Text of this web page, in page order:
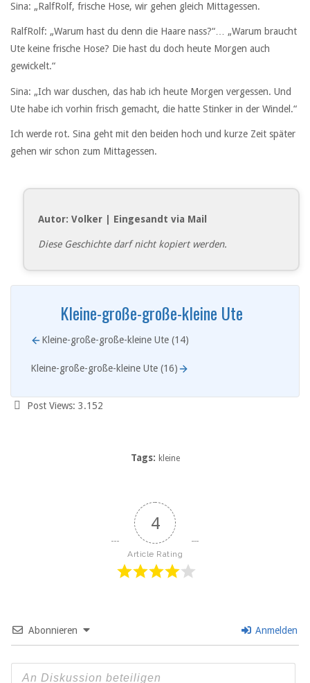
Sina: „RalfRolf, frische Hose, wir gehen gleich Mittagessen.
RalfRolf: „Warum hast du denn die Haare nass?“… „Warum braucht
Ute keine frische Hose? Die hast du doch heute Morgen auch
gewickelt.“
Sina: „Ich war duschen, das hab ich heute Morgen vergessen. Und
Ute habe ich vorhin frisch gemacht, die hatte Stinker in der Windel.“
Ich werde rot. Sina geht mit den beiden hoch und kurze Zeit später
gehen wir schon zum Mittagessen.
Autor: Volker | Eingesandt via Mail
Diese Geschichte darf nicht kopiert werden.
Kleine-große-große-kleine Ute
Kleine-große-große-kleine Ute (14)
Kleine-große-große-kleine Ute (16)
Post Views: 3.152
Tags: kleine
4
Article Rating
Abonnieren Anmelden